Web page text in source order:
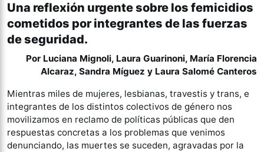
Una reflexión urgente sobre los femicidios
cometidos por integrantes de las fuerzas
de seguridad.
Por Luciana Mignoli, Laura Guarinoni, María Florencia
Alcaraz, Sandra Míguez y Laura Salomé Canteros
Mientras miles de mujeres, lesbianas, travestis y trans, e
integrantes de los distintos colectivos de género nos
movilizamos en reclamo de políticas públicas que den
respuestas concretas a los problemas que venimos
denunciando, las muertes se suceden, agravadas por la